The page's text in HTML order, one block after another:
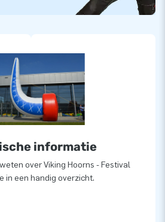
informatie
over Viking Hoorns - Festival
in een handig overzicht.